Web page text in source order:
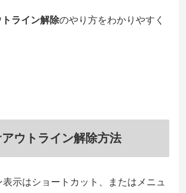
トライン解除のやり方をわかりやすく
ウトライン解除方法
示はショートカット、またはメニュ